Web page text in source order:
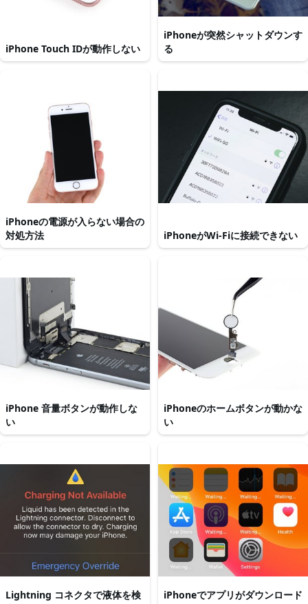
iPhone Touch IDが動作しない
iPhoneが突然シャットダウンす
る
iPhoneの電源が入らない場合の
対処方法
iPhoneがWi-Fiに接続できない
iPhone 音量ボタンが動作しな
い
iPhoneのホームボタンが動かな
い
Lightning コネクタで液体を検
iPhoneでアプリがダウンロード